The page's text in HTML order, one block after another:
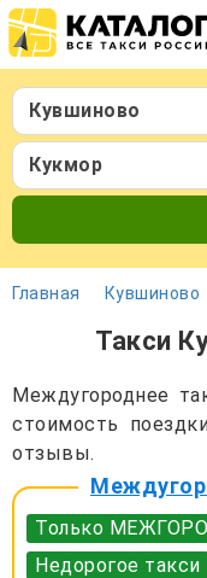
Кувшиново
Кукмор
Главная Кувшиново
Такси
Междугороднее
стоимость
отзывы.
Только
Недорогое такси